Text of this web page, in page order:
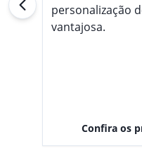
personalização
vantajosa.
Confira os